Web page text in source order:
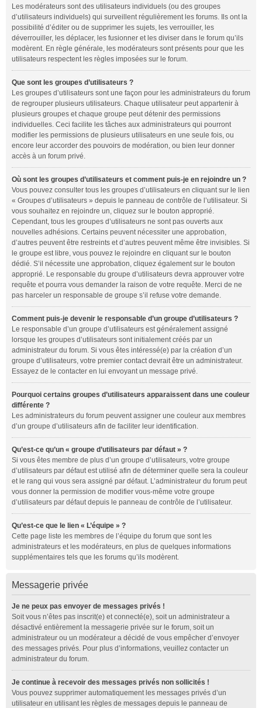
Les modérateurs sont des utilisateurs individuels (ou des groupes
d’utilisateurs individuels) qui surveillent régulièrement les forums. Ils ont la
possibilité d’éditer ou de supprimer les sujets, les verrouiller, les
déverrouiller, les déplacer, les fusionner et les diviser dans le forum qu’ils
modèrent. En règle générale, les modérateurs sont présents pour que les
utilisateurs respectent les règles imposées sur le forum.
Que sont les groupes d’utilisateurs ?
Les groupes d’utilisateurs sont une façon pour les administrateurs du forum
de regrouper plusieurs utilisateurs. Chaque utilisateur peut appartenir à
plusieurs groupes et chaque groupe peut détenir des permissions
individuelles. Ceci facilite les tâches aux administrateurs qui pourront
modifier les permissions de plusieurs utilisateurs en une seule fois, ou
encore leur accorder des pouvoirs de modération, ou bien leur donner
accès à un forum privé.
Où sont les groupes d’utilisateurs et comment puis-je en rejoindre un ?
Vous pouvez consulter tous les groupes d’utilisateurs en cliquant sur le lien
« Groupes d’utilisateurs » depuis le panneau de contrôle de l’utilisateur. Si
vous souhaitez en rejoindre un, cliquez sur le bouton approprié.
Cependant, tous les groupes d’utilisateurs ne sont pas ouverts aux
nouvelles adhésions. Certains peuvent nécessiter une approbation,
d’autres peuvent être restreints et d’autres peuvent même être invisibles. Si
le groupe est libre, vous pouvez le rejoindre en cliquant sur le bouton
dédié. S’il nécessite une approbation, cliquez également sur le bouton
approprié. Le responsable du groupe d’utilisateurs devra approuver votre
requête et pourra vous demander la raison de votre requête. Merci de ne
pas harceler un responsable de groupe s’il refuse votre demande.
Comment puis-je devenir le responsable d’un groupe d’utilisateurs ?
Le responsable d’un groupe d’utilisateurs est généralement assigné
lorsque les groupes d’utilisateurs sont initialement créés par un
administrateur du forum. Si vous êtes intéressé(e) par la création d’un
groupe d’utilisateurs, votre premier contact devrait être un administrateur.
Essayez de le contacter en lui envoyant un message privé.
Pourquoi certains groupes d’utilisateurs apparaissent dans une couleur
différente ?
Les administrateurs du forum peuvent assigner une couleur aux membres
d’un groupe d’utilisateurs afin de faciliter leur identification.
Qu’est-ce qu’un « groupe d’utilisateurs par défaut » ?
Si vous êtes membre de plus d’un groupe d’utilisateurs, votre groupe
d’utilisateurs par défaut est utilisé afin de déterminer quelle sera la couleur
et le rang qui vous sera assigné par défaut. L’administrateur du forum peut
vous donner la permission de modifier vous-même votre groupe
d’utilisateurs par défaut depuis le panneau de contrôle de l’utilisateur.
Qu’est-ce que le lien « L’équipe » ?
Cette page liste les membres de l’équipe du forum que sont les
administrateurs et les modérateurs, en plus de quelques informations
supplémentaires tels que les forums qu’ils modèrent.
Messagerie privée
Je ne peux pas envoyer de messages privés !
Soit vous n’êtes pas inscrit(e) et connecté(e), soit un administrateur a
désactivé entièrement la messagerie privée sur le forum, soit un
administrateur ou un modérateur a décidé de vous empêcher d’envoyer
des messages privés. Pour plus d’informations, veuillez contacter un
administrateur du forum.
Je continue à recevoir des messages privés non sollicités !
Vous pouvez supprimer automatiquement les messages privés d’un
utilisateur en utilisant les règles de messages depuis le panneau de